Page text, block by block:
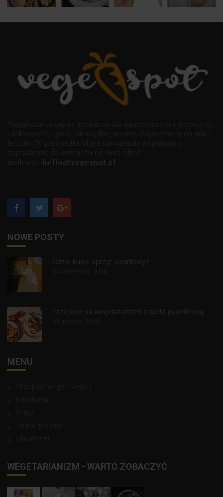
hello@vegespot.pl
NOWE POSTY
Gdzie kupić sprzęt sportowy?
Przejście na wegetarianizm z dietą pudełkową...
MENU
WEGETARIANIZM - WARTO ZOBACZYĆ